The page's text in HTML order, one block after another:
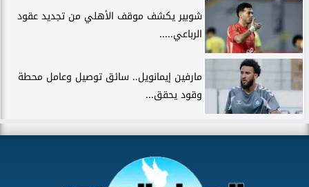
شوبير يكشف موقف الأهلي من تجديد عقود
الرباعي.....
مارفين إيمانويل.. سائق توصيل وعامل محطة
وقود يحقق...